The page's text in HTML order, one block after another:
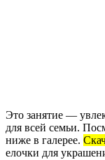
Это занятие —
для всей семьи.
ниже в галерее.
елочки для